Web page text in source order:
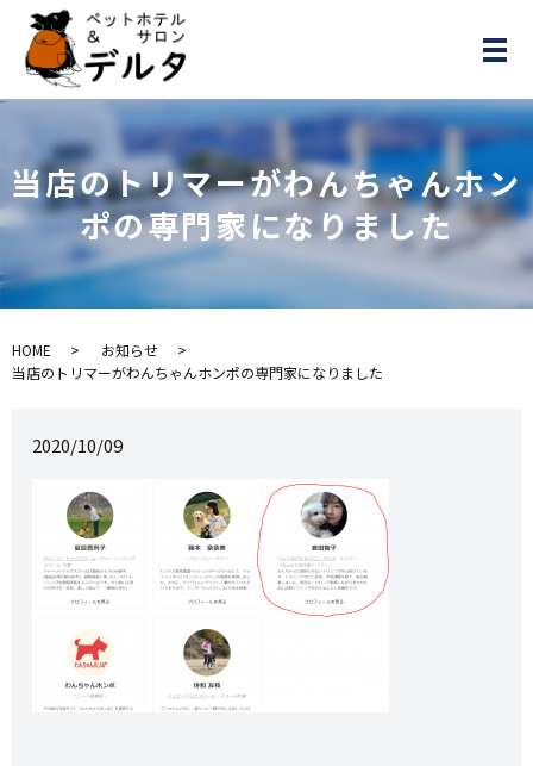
メ
当店のトリマーがわんちゃんホン
ポの専門家になりました
HOME
お知らせ
当店のトリマーがわんちゃんホンポの専門家になりました
2020/10/09